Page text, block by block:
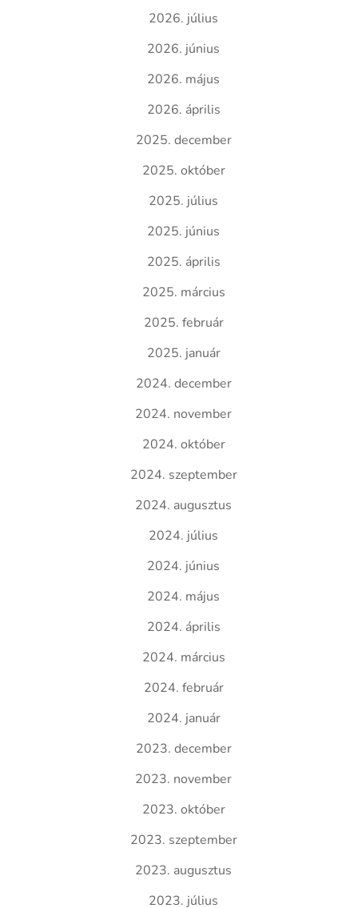
2026. július
2026. június
2026. május
2026. április
2025. december
2025. október
2025. július
2025. június
2025. április
2025. március
2025. február
2025. január
2024. december
2024. november
2024. október
2024. szeptember
2024. augusztus
2024. július
2024. június
2024. május
2024. április
2024. március
2024. február
2024. január
2023. december
2023. november
2023. október
2023. szeptember
2023. augusztus
2023. július